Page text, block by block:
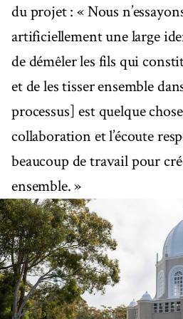
du projet : « Nous
artificiellement une large
de démêler les fils qui
et de les tisser ensemble
processus] est quelque
collaboration et l’écoute
beaucoup de travail pour
ensemble. »